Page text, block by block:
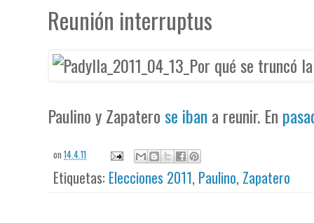
Reunión interruptus
Paulino y Zapaterose iban a reunir. En
on14.4.11
Etiquetas: Elecciones 2011, Paulino, Zapatero